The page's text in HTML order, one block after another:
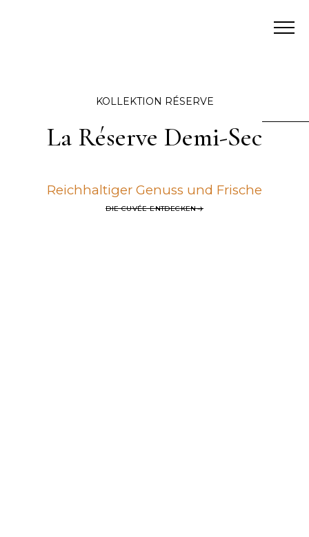
KOLLEKTION RÉSERVE
La Réserve Demi-Sec
Reichhaltiger Genuss und Frische
DIE CUVÉE ENTDECKEN